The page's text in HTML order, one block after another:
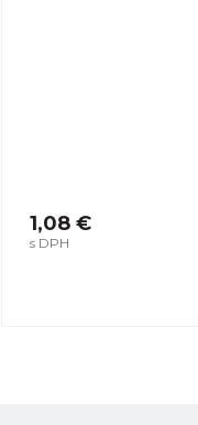
1,08 €
s DPH